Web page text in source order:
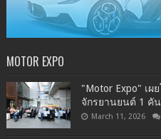
MOTOR EXPO
"Motor Expo" เ
จักรยานยนต์ 1 คัน
March 11, 2026